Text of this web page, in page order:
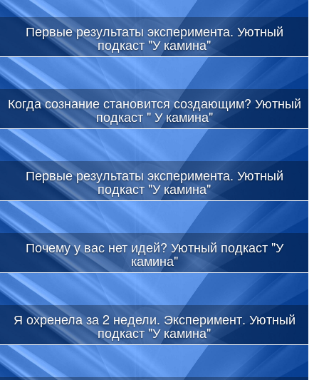
Первые результаты эксперимента. Уютный
подкаст "У камина"
Когда сознание становится создающим? Уютный
подкаст " У камина"
Первые результаты эксперимента. Уютный
подкаст "У камина"
Почему у вас нет идей? Уютный подкаст "У
камина"
Я охренела за 2 недели. Эксперимент. Уютный
подкаст "У камина"